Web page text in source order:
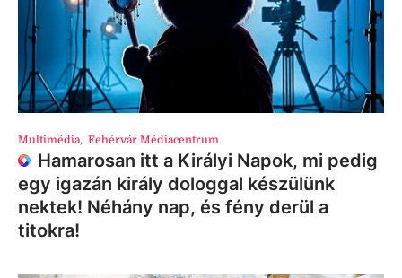
Multimédia, Fehérvár Médiacentrum
Hamarosan itt a Királyi Napok, mi pedig
egy igazán király dologgal készülünk
nektek! Néhány nap, és fény derül a
titokra!